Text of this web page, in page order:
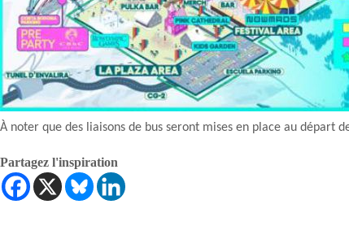
À noter que des liaisons de bus seront mises en place au départ
Partagez l'inspiration